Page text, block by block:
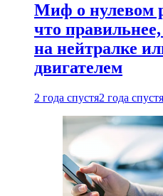
Миф о нулевом
что
на нейтралке
двигателем
2 года спустя2 года спустя